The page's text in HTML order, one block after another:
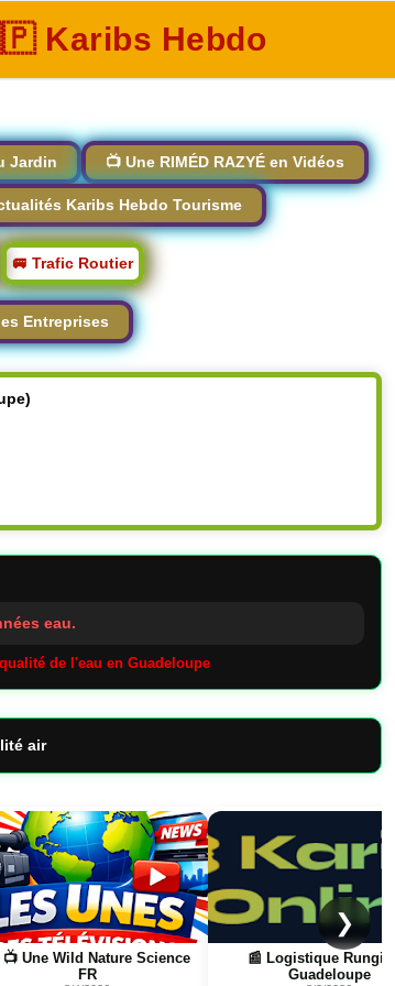
Karibs Hebdo
Jardin 📺 Une RIMÉD RAZYÉ en Vidéos
Karibs Hebdo Tourisme
🚐 Trafic Routier
Entreprises
eau.
de l'eau en Guadeloupe
air
Logistique Rungis →
Guadeloupe
Page
📰 📺 Une La pétanque des
boulistenautes
❯